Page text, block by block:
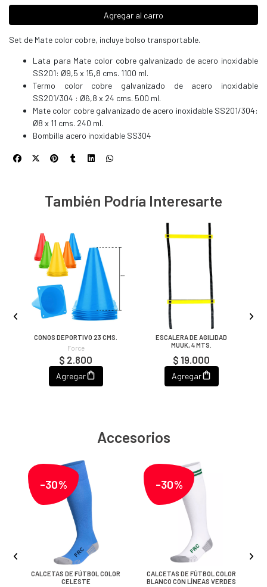
Agregar al carro
Set de Mate color cobre, incluye bolso transportable.
Lata para Mate color cobre galvanizado de acero inoxidable
SS201: Ø9,5 x 15,8 cms. 1100 ml.
Termo color cobre galvanizado de acero inoxidable
SS201/304 : Ø6,8 x 24 cms. 500 ml.
Mate color cobre galvanizado de acero inoxidable SS201/304:
Ø8 x 11 cms. 240 ml.
Bombilla acero inoxidable SS304
También Podría Interesarte
CONOS DEPORTIVO 23 CMS.
Force
$ 2.800
Agregar
ESCALERA DE AGILIDAD
MUUK, 4 MTS.
$ 19.000
Agregar
Accesorios
-30%
CALCETAS DE FÚTBOL COLOR
CELESTE
-30%
CALCETAS DE FÚTBOL COLOR
BLANCO CON LÍNEAS VERDES